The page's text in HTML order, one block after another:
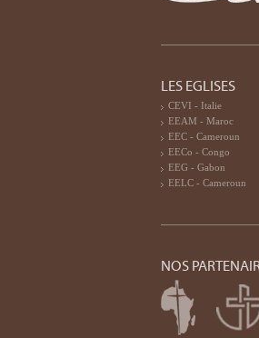
LES EGLISES
CEVI - Italie
EEAM - Maroc
EEC - Cameroun
EECo - Congo
EEG - Gabon
EELC - Cameroun
NOS